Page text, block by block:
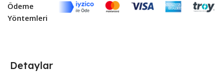
Ödeme
Yöntemleri
Detaylar